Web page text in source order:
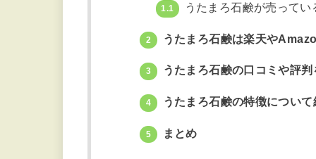
1.1 うたまろ石鹸が売って
2 うたまろ石鹸は楽天や
3 うたまろ石鹸の口コミや評
4 うたまろ石鹸の特徴について
5 まとめ